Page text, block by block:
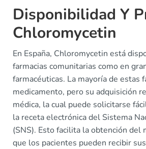
Disponibilidad Y
Chloromycetin
En España, Chloromycetin está
farmacias comunitarias como en
farmacéuticas. La mayoría de estas
medicamento, pero su adquisición
médica, la cual puede solicitarse
la receta electrónica del Sistema
(SNS). Esto facilita la obtención del
que los pacientes pueden recibir